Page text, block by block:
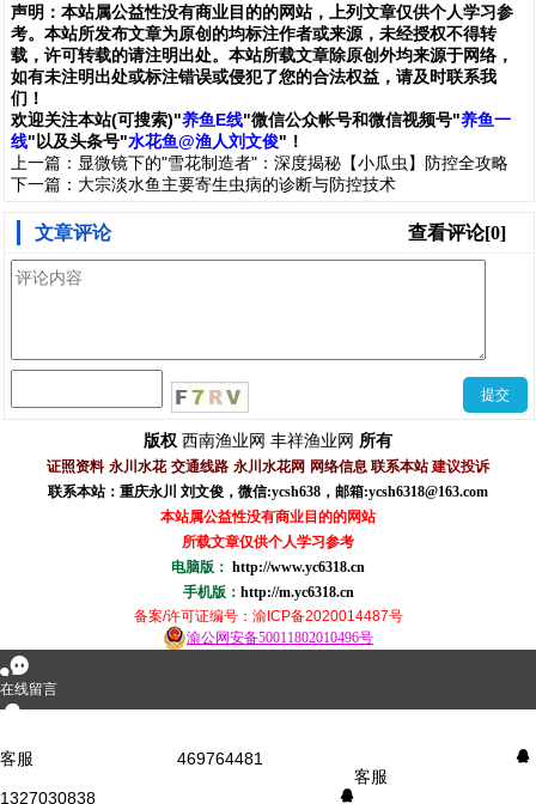
声明： 本站属公益性没有商业目的的网站，上列文章仅供个人学习参
考。本站所发布文章为原创的均标注作者或来源，未经授权不得转
载，许可转载的请注明出处。本站所载文章除原创外均来源于网络，
如有未注明出处或标注错误或侵犯了您的合法权益，请及时联系我
们 ！
欢迎关注本站(可搜索)"养鱼E线"微信公众帐号和微信视频号"养鱼一
线" 以及头条号"水花鱼@渔人刘文俊"！
上一篇： 显微镜下的"雪花制造者"：深度揭秘【小瓜虫】防控全攻略
下一篇： 大宗淡水鱼主要寄生虫病的诊断与防控技术
查看评论[0]
文章评论
版权 西南渔业网 丰祥渔业网 所有
证照资料 永川水花 交通线路 永川水花网 网络信息 联系本站 建议投诉
联系本站：重庆永川 刘文俊， 微信:ycsh638 ， 邮箱:ycsh6318@163.com
本站属公益性没有商业目的的网站
所载文章仅供个人学习参考
电脑版： http://www.yc6318.cn
手机版： http://m.yc6318.cn
备案/许可证编号：渝ICP备2020014487号
渝公网安备50011802010496号
󰂮
在线留言
󰇇
客服 469764481 󰇇
客服
1327030838
󰇇